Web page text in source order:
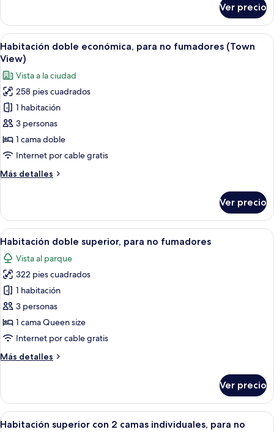
Twin
Castle
View
Smoking
Deluxe
Twin
Castle
Ver precio
Abrir
todas
las
fotos
de
Habitación
doble
económica,
para
fumadores
Habitación de hotel con una cama
3
Habitación doble económica, para no fumadores (Town
View)
Vista a la ciudad
258 pies cuadrados
1 habitación
3 personas
1 cama doble
Internet por cable gratis
Más detalles
Más
doble
económica,
para
fumadores
(Town
View)
Ver precio
Abrir
todas
las
fotos
de
Habitación
doble
superior,
no
Habitación de hotel con una cama
5
Habitación doble superior, para no fumadores
Vista al parque
322 pies cuadrados
1 habitación
3 personas
1 cama Queen size
Internet por cable gratis
Más detalles
Más
doble
superior,
para
Ver precio
Abrir
Habitación de hotel con dos camas,
3
Habitación superior con 2 camas individuales, para no